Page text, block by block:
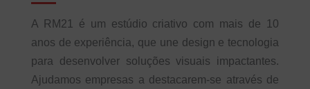
A RM21 é um estúdio criativo com mais de 10
anos de experiência, que une design e tecnologia
para desenvolver soluções visuais impactantes.
Ajudamos empresas a destacarem-se através de